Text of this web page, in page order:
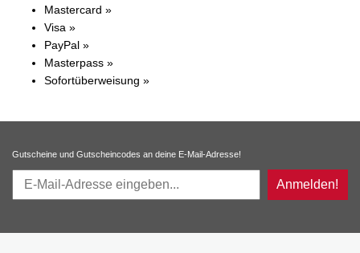
Mastercard »
Visa »
PayPal »
Masterpass »
Sofortüberweisung »
Gutscheine und Gutscheincodes an deine E-Mail-Adresse!
Anmelden!